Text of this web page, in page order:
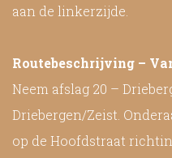
aan de linkerzijde.
Routebeschrijving –
Neem afslag 20 –
Driebergen/Zeist.
op de Hoofdstraat